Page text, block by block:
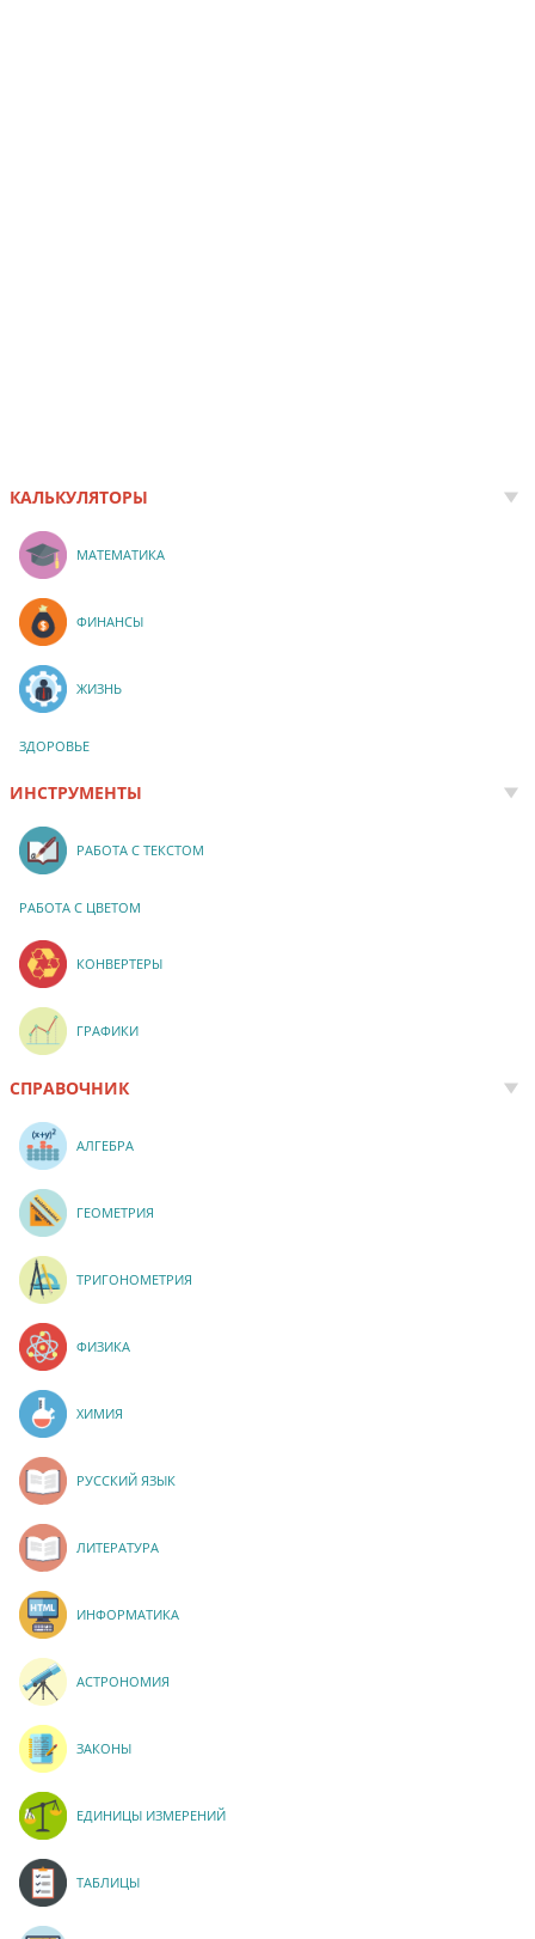
КАЛЬКУЛЯТОРЫ
МАТЕМАТИКА
ФИНАНСЫ
ЖИЗНЬ
ЗДОРОВЬЕ
ИНСТРУМЕНТЫ
РАБОТА С ТЕКСТОМ
РАБОТА С ЦВЕТОМ
КОНВЕРТЕРЫ
ГРАФИКИ
СПРАВОЧНИК
АЛГЕБРА
ГЕОМЕТРИЯ
ТРИГОНОМЕТРИЯ
ФИЗИКА
ХИМИЯ
РУССКИЙ ЯЗЫК
ЛИТЕРАТУРА
ИНФОРМАТИКА
АСТРОНОМИЯ
ЗАКОНЫ
ЕДИНИЦЫ ИЗМЕРЕНИЙ
ТАБЛИЦЫ